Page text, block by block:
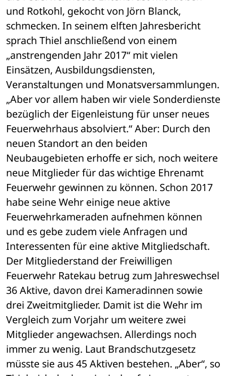
und Rotkohl, gekocht von Jörn Blanck,
schmecken. In seinem elften Jahresbericht
sprach Thiel anschließend von einem
„anstrengenden Jahr 2017“ mit vielen
Einsätzen, Ausbildungsdiensten,
Veranstaltungen und Monatsversammlungen.
„Aber vor allem haben wir viele Sonderdienste
bezüglich der Eigenleistung für unser neues
Feuerwehrhaus absolviert.“ Aber: Durch den
neuen Standort an den beiden
Neubaugebieten erhoffe er sich, noch weitere
neue Mitglieder für das wichtige Ehrenamt
Feuerwehr gewinnen zu können. Schon 2017
habe seine Wehr einige neue aktive
Feuerwehrkameraden aufnehmen können
und es gebe zudem viele Anfragen und
Interessenten für eine aktive Mitgliedschaft.
Der Mitgliederstand der Freiwilligen
Feuerwehr Ratekau betrug zum Jahreswechsel
36 Aktive, davon drei Kameradinnen sowie
drei Zweitmitglieder. Damit ist die Wehr im
Vergleich zum Vorjahr um weitere zwei
Mitglieder angewachsen. Allerdings noch
immer zu wenig. Laut Brandschutzgesetz
müsste sie aus 45 Aktiven bestehen. „Aber“, so